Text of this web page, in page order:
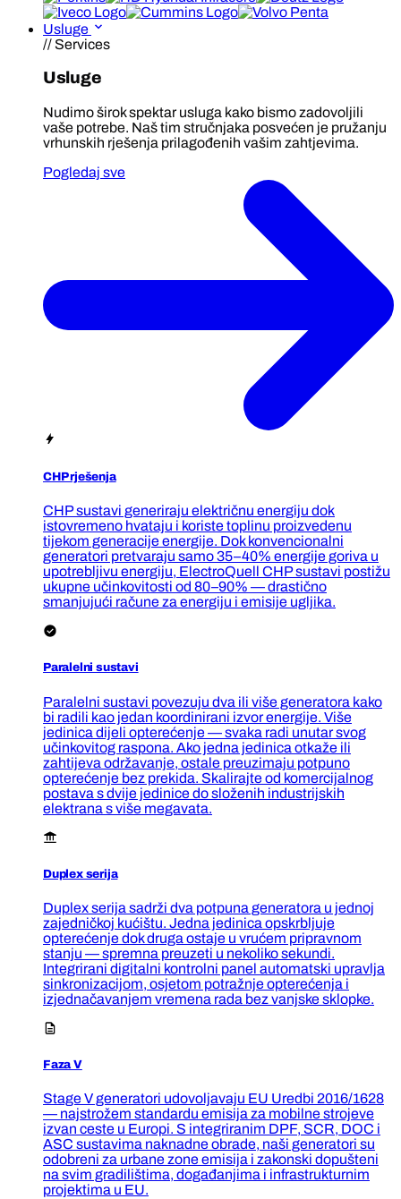
Usluge
// Services
Usluge
Nudimo širok spektar usluga kako bismo zadovoljili
vaše potrebe. Naš tim stručnjaka posvećen je pružanju
vrhunskih rješenja prilagođenih vašim zahtjevima.
Pogledaj sve
CHP rješenja
CHP sustavi generiraju električnu energiju dok
istovremeno hvataju i koriste toplinu proizvedenu
tijekom generacije energije. Dok konvencionalni
generatori pretvaraju samo 35–40% energije goriva u
upotrebljivu energiju, ElectroQuell CHP sustavi postižu
ukupne učinkovitosti od 80–90% — drastično
smanjujući račune za energiju i emisije ugljika.
Paralelni sustavi
Paralelni sustavi povezuju dva ili više generatora kako
bi radili kao jedan koordinirani izvor energije. Više
jedinica dijeli opterećenje — svaka radi unutar svog
učinkovitog raspona. Ako jedna jedinica otkaže ili
zahtijeva održavanje, ostale preuzimaju potpuno
opterećenje bez prekida. Skalirajte od komercijalnog
postava s dvije jedinice do složenih industrijskih
elektrana s više megavata.
Duplex serija
Duplex serija sadrži dva potpuna generatora u jednoj
zajedničkoj kućištu. Jedna jedinica opskrbljuje
opterećenje dok druga ostaje u vrućem pripravnom
stanju — spremna preuzeti u nekoliko sekundi.
Integrirani digitalni kontrolni panel automatski upravlja
sinkronizacijom, osjetom potražnje opterećenja i
izjednačavanjem vremena rada bez vanjske sklopke.
Faza V
Stage V generatori udovoljavaju EU Uredbi 2016/1628
— najstrožem standardu emisija za mobilne strojeve
izvan ceste u Europi. S integriranim DPF, SCR, DOC i
ASC sustavima naknadne obrade, naši generatori su
odobreni za urbane zone emisija i zakonski dopušteni
na svim gradilištima, događanjima i infrastrukturnim
projektima u EU.